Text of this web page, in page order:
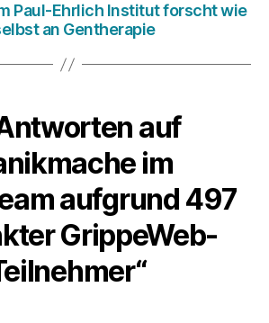
Paul-Ehrlich Institut forscht wie
an Gentherapie
auf
im
aufgrund 497
GrippeWeb-